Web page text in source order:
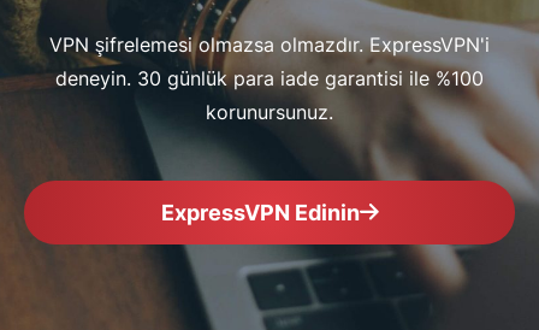
VPN şifrelemesi olmazsa olmazdır. ExpressVPN'i
deneyin. 30 günlük para iade garantisi ile %100
korunursunuz.
ExpressVPN Edinin